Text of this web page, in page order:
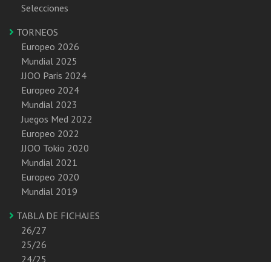
Selecciones
TORNEOS
Europeo 2026
Mundial 2025
JJOO Paris 2024
Europeo 2024
Mundial 2023
Juegos Med 2022
Europeo 2022
JJOO Tokio 2020
Mundial 2021
Europeo 2020
Mundial 2019
TABLA DE FICHAJES
26/27
25/26
24/25